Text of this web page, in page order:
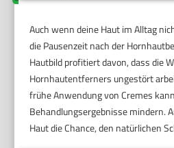
Auch wenn deine Haut im Alltag
die Pausenzeit nach der
Hautbild profitiert davon, dass die
Hornhautentferners ungestört
frühe Anwendung von Cremes
Behandlungsergebnisse mindern.
Haut die Chance, den natürlichen